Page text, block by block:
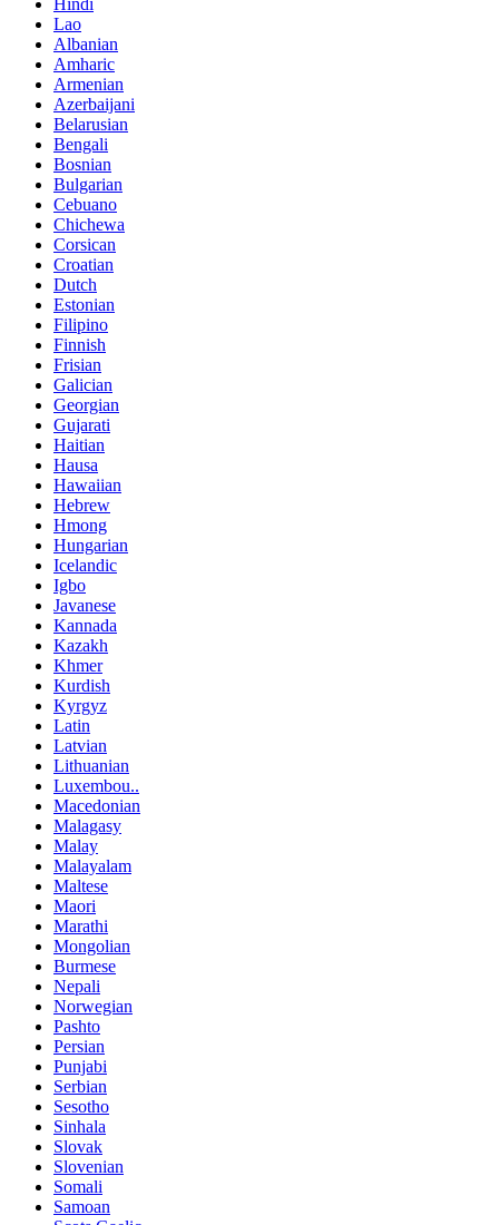
Lao
Albanian
Amharic
Armenian
Azerbaijani
Belarusian
Bengali
Bosnian
Bulgarian
Cebuano
Chichewa
Corsican
Croatian
Dutch
Estonian
Filipino
Finnish
Frisian
Galician
Georgian
Gujarati
Haitian
Hausa
Hawaiian
Hebrew
Hmong
Hungarian
Icelandic
Igbo
Javanese
Kannada
Kazakh
Khmer
Kurdish
Kyrgyz
Latin
Latvian
Lithuanian
Luxembou..
Macedonian
Malagasy
Malay
Malayalam
Maltese
Maori
Marathi
Mongolian
Burmese
Nepali
Norwegian
Pashto
Persian
Punjabi
Serbian
Sesotho
Sinhala
Slovak
Slovenian
Somali
Samoan